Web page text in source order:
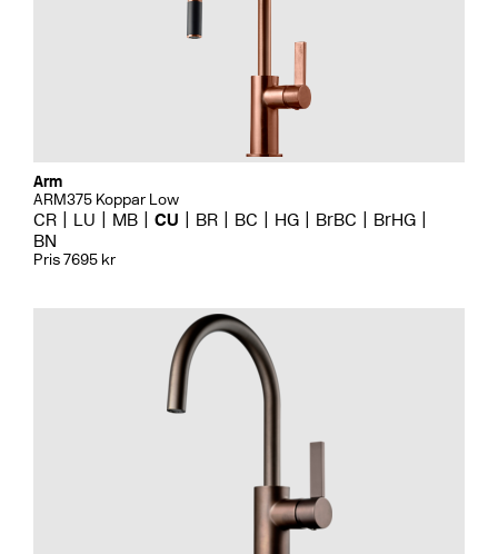
Arm
ARM375 Koppar Low
CR LU MB CU BR BC HG BrBC
BrHG
BN
Pris 7695 kr